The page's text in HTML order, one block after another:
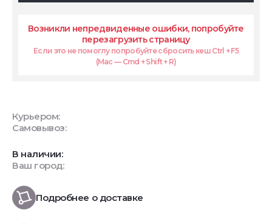
Возникли непредвиденные ошибки, попробуйте
перезагрузить страницу
Если это не помоглу попробуйте сбросить кеш Ctrl + F5
(Mac — Cmd + Shift + R)
Курьером:
Самовывоз:
В наличии:
Ваш город:
Подробнее о доставке